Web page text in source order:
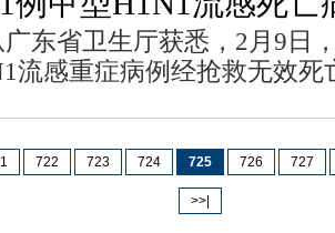
东省卫生厅获悉，2月9日
流感重症病例经抢救无效死
722 723 724 725 726 727
>>|